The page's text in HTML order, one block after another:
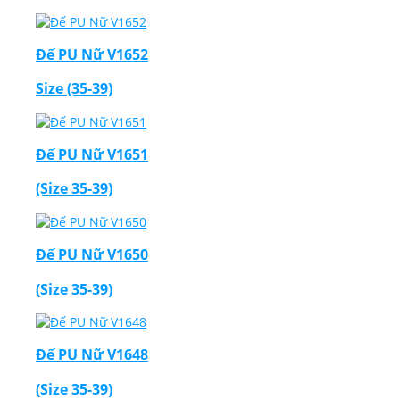
Đế PU Nữ V1652
Size (35-39)
Đế PU Nữ V1651
(Size 35-39)
Đế PU Nữ V1650
(Size 35-39)
Đế PU Nữ V1648
(Size 35-39)